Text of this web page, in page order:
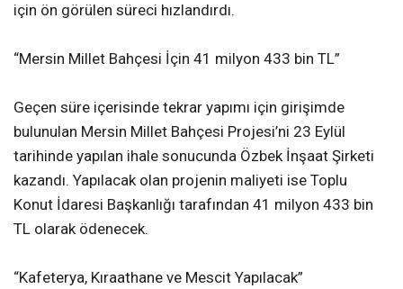
için ön görülen süreci hızlandırdı.
“Mersin Millet Bahçesi İçin 41 milyon 433 bin TL”
Geçen süre içerisinde tekrar yapımı için girişimde
bulunulan Mersin Millet Bahçesi Projesi’ni 23 Eylül
tarihinde yapılan ihale sonucunda Özbek İnşaat Şirketi
kazandı. Yapılacak olan projenin maliyeti ise Toplu
Konut İdaresi Başkanlığı tarafından 41 milyon 433 bin
TL olarak ödenecek.
“Kafeterya, Kıraathane ve Mescit Yapılacak”